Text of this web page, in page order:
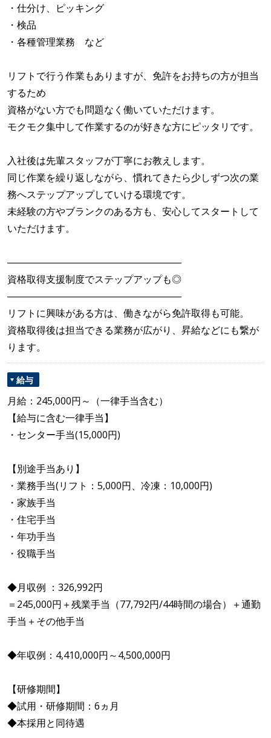
・仕分け、ピッキング
・検品
・各種管理業務 など
リフトで行う作業もありますが、免許をお持ちの方が担当
するため
資格がない方でも問題なく働いていただけます。
モクモク集中して作業するのが好きな方にピッタリです。
入社後は先輩スタッフが丁寧にお教えします。
同じ作業を繰り返しながら、慣れてきたら少しずつ次の業
務へステップアップしていける環境です。
未経験の方やブランクのある方も、安心してスタートして
いただけます。
――――――――――――――――――
資格取得支援制度でステップアップも◎
――――――――――――――――――
リフトに興味がある方は、働きながら免許取得も可能。
資格取得後は担当できる業務が広がり、昇給などにも繋が
ります。
給与
月給：245,000円～（一律手当含む）
【給与に含む一律手当】
・センター手当(15,000円)
【別途手当あり】
・業務手当(リフト：5,000円、冷凍：10,000円)
・家族手当
・住宅手当
・年功手当
・役職手当
◆月収例 ：326,992円
＝245,000円＋残業手当（77,792円/44時間の場合）＋通勤
手当＋その他手当
◆年収例：4,410,000円～4,500,000円
【研修期間】
◆試用・研修期間：6ヵ月
◆本採用と同待遇